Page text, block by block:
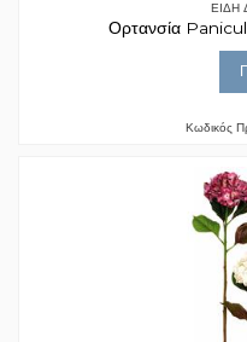
ΕΙΔΗ
Ορτανσία
Κωδικός